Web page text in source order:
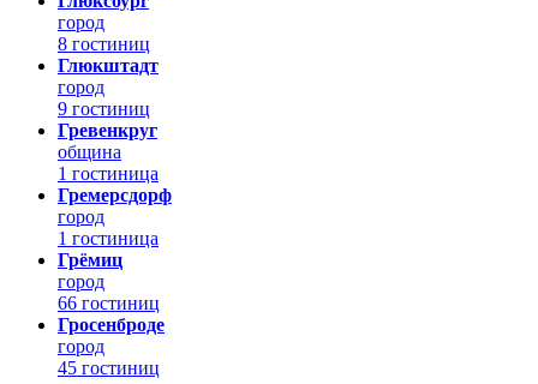
город
8 гостиниц
Глюкштадт
город
9 гостиниц
Гревенкруг
община
1 гостиница
Гремерсдорф
город
1 гостиница
Грёмиц
город
66 гостиниц
Гросенброде
город
45 гостиниц